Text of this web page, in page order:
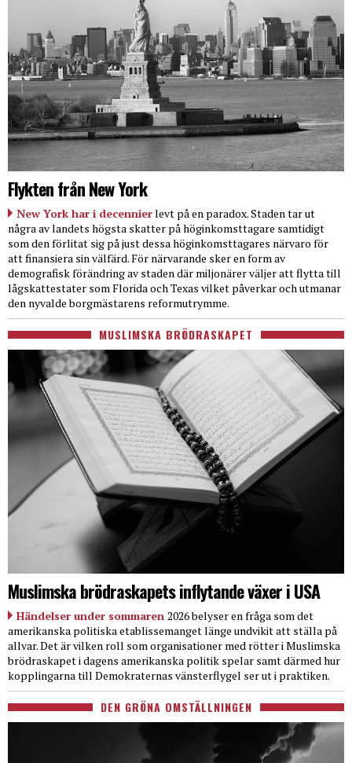
Flykten från New York
New York har i decennierlevt på en paradox. Staden tar ut
några av landets högsta skatter på höginkomsttagare samtidigt
som den förlitat sig på just dessa höginkomsttagares närvaro för
att finansiera sin välfärd. För närvarande sker en form av
demografisk förändring av staden där miljonärer väljer att flytta till
lågskattestater som Florida och Texas vilket påverkar och utmanar
den nyvalde borgmästarens reformutrymme.
MUSLIMSKA BRÖDRASKAPET
Muslimska brödraskapets inflytande växer i USA
Händelser under sommaren 2026 belyser en fråga som det
amerikanska politiska etablissemanget länge undvikit att ställa på
allvar. Det är vilken roll som organisationer med rötter i Muslimska
brödraskapet i dagens amerikanska politik spelar samt därmed hur
kopplingarna till Demokraternas vänsterflygel ser ut i praktiken.
DEN GRÖNA OMSTÄLLNINGEN